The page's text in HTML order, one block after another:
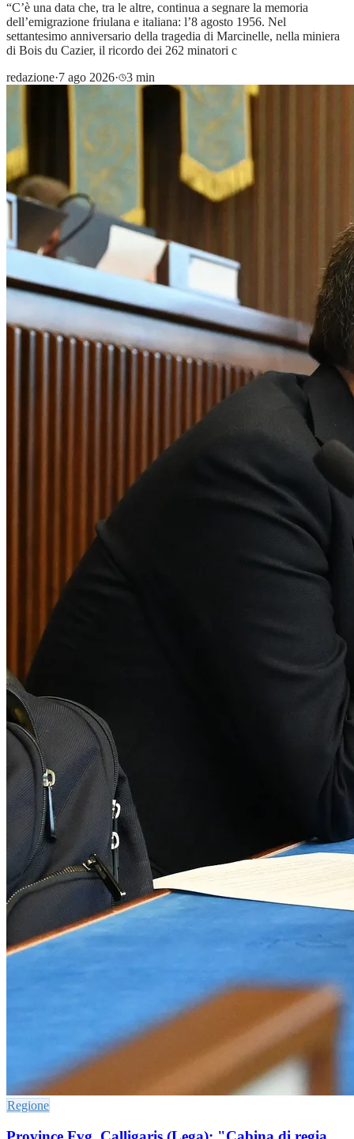
“C’è una data che, tra le altre, continua a segnare la memoria
dell’emigrazione friulana e italiana: l’8 agosto 1956. Nel
settantesimo anniversario della tragedia di Marcinelle, nella miniera
di Bois du Cazier, il ricordo dei 262 minatori c
redazione·7 ago 2026· 3 min
Regione